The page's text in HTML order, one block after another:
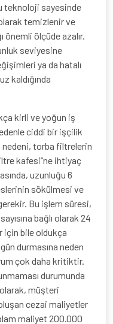
teknoloji sayesinde
temizlenir ve
önemli ölçüde azalır.
seviyesine
ya da hatalı
kaldığında
kirli ve yoğun iş
ciddi bir işçilik
torba filtrelerin
kafesi”ne ihtiyaç
uzunluğu 6
sökülmesi ve
Bu işlem süresi,
bağlı olarak 24
için bile oldukça
durmasına neden
çok daha kritiktir.
durumunda
müşteri
cezai maliyetler
maliyet 200.000